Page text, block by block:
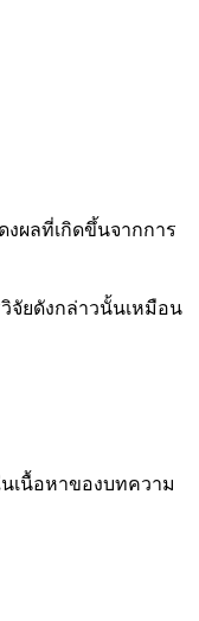
งผลที่เกิดขึ้นจากการ
วิจัยดังกล่าวนั้นเหมือน
นเนื้อหาของบทความ